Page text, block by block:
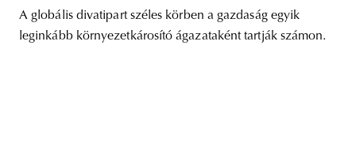
A globális divatipart széles körben a gazdaság egyik
leginkább környezetkárosító ágazataként tartják számon.